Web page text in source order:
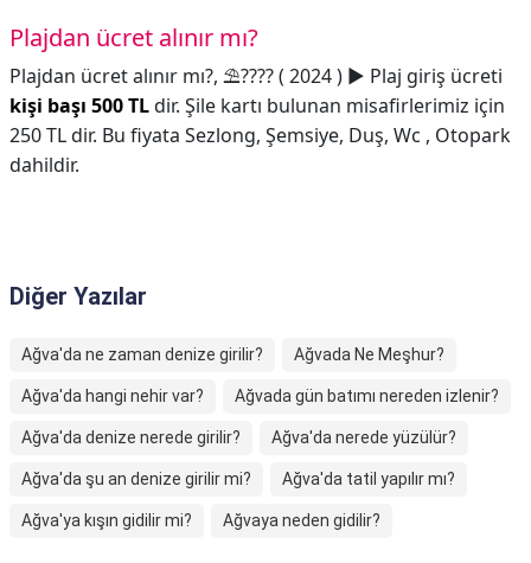
Plajdan ücret alınır mı?
Plajdan ücret alınır mı?, ⛱???? ( 2024 ) ▶️ Plaj giriş ücreti
kişi başı 500 TLdir. Şile kartı bulunan misafirlerimiz için
250 TL dir. Bu fiyata Sezlong, Şemsiye, Duş, Wc , Otopark
dahildir.
Diğer Yazılar
Ağva'da ne zaman denize girilir? Ağvada Ne Meşhur?
Ağva'da hangi nehir var? Ağvada gün batımı nereden izlenir?
Ağva'da denize nerede girilir? Ağva'da nerede yüzülür?
Ağva'da şu an denize girilir mi? Ağva'da tatil yapılır mı?
Ağva'ya kışın gidilir mi? Ağvaya neden gidilir?